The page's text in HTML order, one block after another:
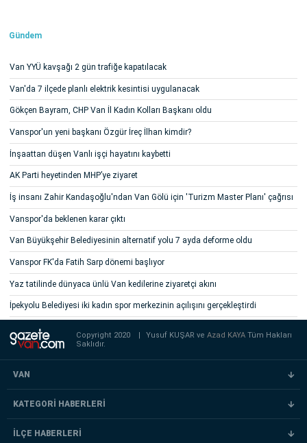
Gündem
Van YYÜ kavşağı 2 gün trafiğe kapatılacak
Van'da 7 ilçede planlı elektrik kesintisi uygulanacak
Gökçen Bayram, CHP Van İl Kadın Kolları Başkanı oldu
Vanspor'un yeni başkanı Özgür İreç İlhan kimdir?
İnşaattan düşen Vanlı işçi hayatını kaybetti
AK Parti heyetinden MHP’ye ziyaret
İş insanı Zahir Kandaşoğlu'ndan Van Gölü için 'Turizm Master Planı' çağrısı
Vanspor'da beklenen karar çıktı
Van Büyükşehir Belediyesinin alternatif yolu 7 ayda deforme oldu
Vanspor FK'da Fatih Sarp dönemi başlıyor
Yaz tatilinde dünyaca ünlü Van kedilerine ziyaretçi akını
İpekyolu Belediyesi iki kadın spor merkezinin açılışını gerçekleştirdi
Copyright 2020 Yusuf KUŞAR veAzad KAYATüm Hakları
Saklıdır.
VAN
KATEGORİ HABERLERİ
İLÇE HABERLERİ